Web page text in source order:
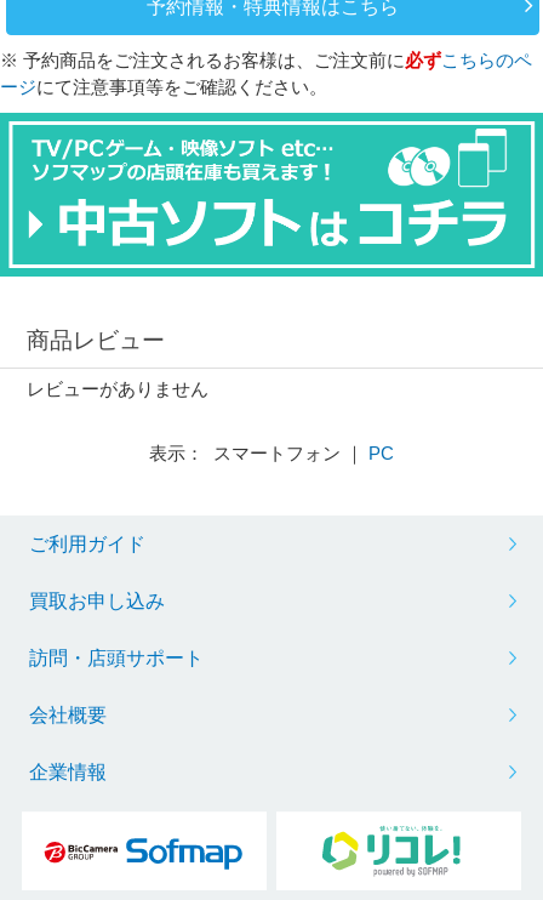
予約情報・特典情報はこちら
※ 予約商品をご注文されるお客様は、ご注文前に必ずこちらのペ
ージにて注意事項等をご確認ください。
商品レビュー
レビューがありません
表示： スマートフォン ｜ PC
ご利用ガイド
買取お申し込み
訪問・店頭サポート
会社概要
企業情報